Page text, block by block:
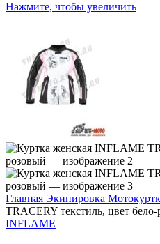
Нажмите, чтобы увеличить
Главная Экипировка
TRACERY текстиль, цвет
INFLAME